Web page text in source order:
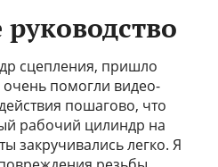
сцепления, пришло
очень помогли видео-
пошагово, что
рабочий цилиндр на
закручивались легко. Я